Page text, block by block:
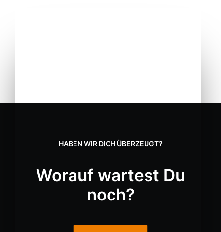
40 Jahre Erfahrung im SHK Handwerk
HABEN WIR DICH ÜBERZEUGT?
Worauf wartest Du
noch?